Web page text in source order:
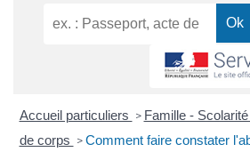
Accueil particuliers > Famille - Scolarité
de corps > Comment faire constater